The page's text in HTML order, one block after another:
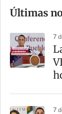
m
a
r
t
Últimas
7
7